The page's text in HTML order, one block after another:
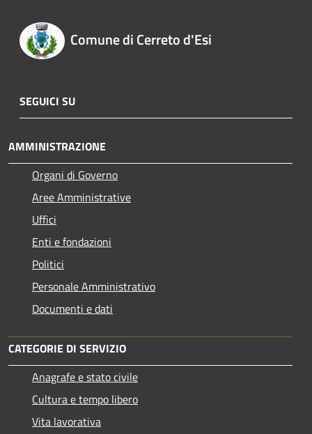
Comune di Cerreto d'Esi
SEGUICI SU
AMMINISTRAZIONE
Organi di Governo
Aree Amministrative
Uffici
Enti e fondazioni
Politici
Personale Amministrativo
Documenti e dati
CATEGORIE DI SERVIZIO
Anagrafe e stato civile
Cultura e tempo libero
Vita lavorativa